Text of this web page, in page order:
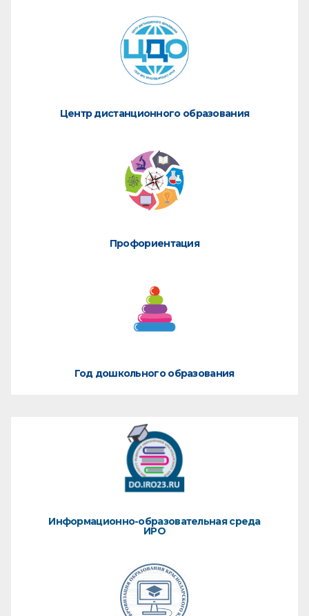
Центр дистанционного образования
Профориентация
Год дошкольного образования
Информационно-образовательная среда
ИРО